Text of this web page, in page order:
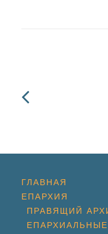
ГЛАВНАЯ
ЕПАРХИЯ
ПРАВЯЩИЙ